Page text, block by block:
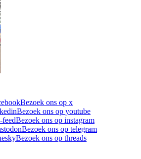
Bezoek ons op x
Bezoek ons op youtube
feedBezoek ons op instagram
Bezoek ons op telegram
Bezoek ons op threads